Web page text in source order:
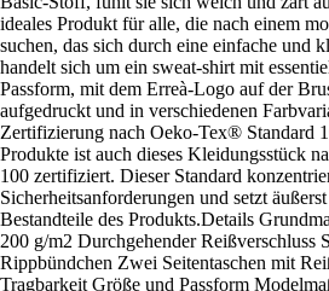
ideales Produkt für alle, die nach einem
suchen, das sich durch eine einfache und
handelt sich um ein sweat-shirt mit
Passform, mit dem Erreà-Logo auf der
aufgedruckt und in verschiedenen
Zertifizierung nach Oeko-Tex® Standard
Produkte ist auch dieses Kleidungsstück
100 zertifiziert. Dieser Standard
Sicherheitsanforderungen und setzt
Bestandteile des Produkts.Details
200 g/m2 Durchgehender Reißverschluss
Rippbündchen Zwei Seitentaschen mit
Tragbarkeit Größe und Passform